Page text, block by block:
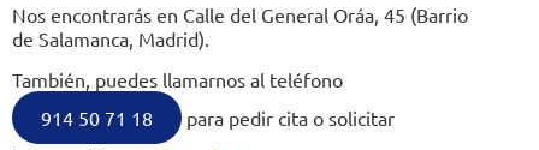
Nos encontrarás en Calle del General Oráa, 45 (Barrio
de Salamanca, Madrid).
También, puedes llamarnos al teléfono
914 50 71 18
para pedir cita o solicitar